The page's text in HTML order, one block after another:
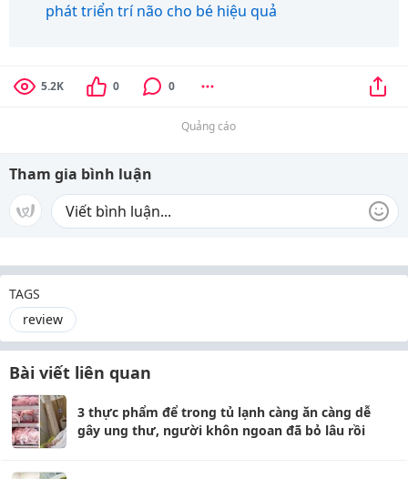
phát triển trí não cho bé hiệu quả
5.2K 0 0
Quảng cáo
Tham gia bình luận
TAGS
review
Bài viết liên quan
3 thực phẩm để trong tủ lạnh càng ăn càng dễ
gây ung thư, người khôn ngoan đã bỏ lâu rồi